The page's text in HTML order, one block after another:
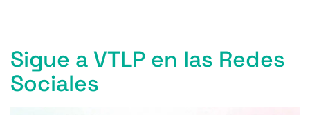
Sigue a VTLP en las Redes
Sociales